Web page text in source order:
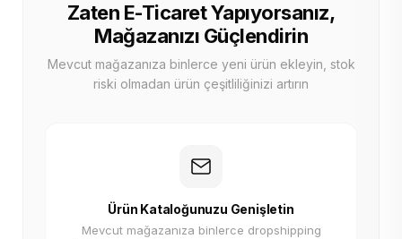
Zaten E-Ticaret Yapıyorsanız,
Mağazanızı Güçlendirin
Mevcut mağazanıza binlerce yeni ürün ekleyin, stok
riski olmadan ürün çeşitliliğinizi artırın
Ürün Kataloğunuzu Genişletin
Mevcut mağazanıza binlerce dropshipping